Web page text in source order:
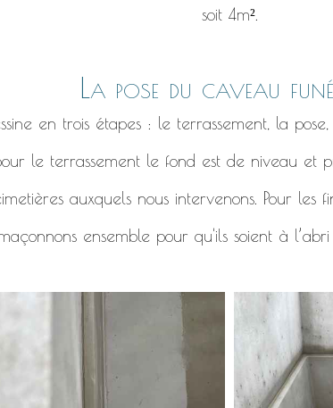
soit 4m².
La pose du caveau
en trois étapes : le terrassement, la
le terrassement le fond est de niveau et
auxquels nous intervenons. Pour les
ensemble pour qu'ils soient à l’abri